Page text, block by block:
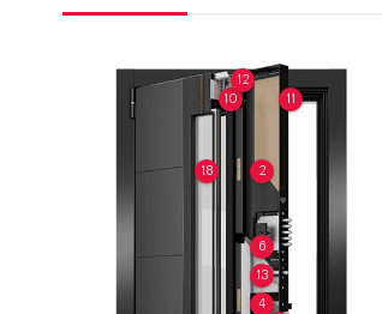
2
4
6
10 11
12
13
18